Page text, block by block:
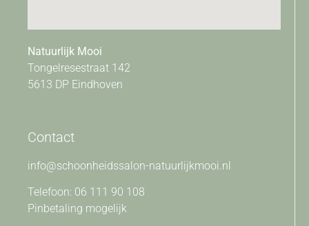
Natuurlijk Mooi
Tongelresestraat 142
5613 DP Eindhoven
Contact
info@schoonheidssalon-natuurlijkmooi.nl
Telefoon: 06 111 90 108
Pinbetaling mogelijk